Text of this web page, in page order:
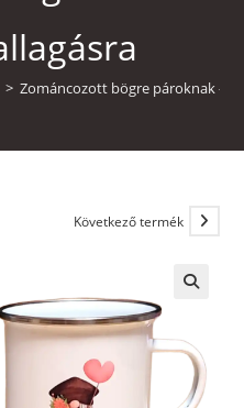
> Zománcozott bögre pároknak –
Következő termék